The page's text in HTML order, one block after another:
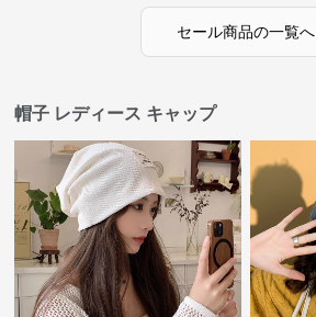
セール商品の一覧へ
帽子 レディース キャップ